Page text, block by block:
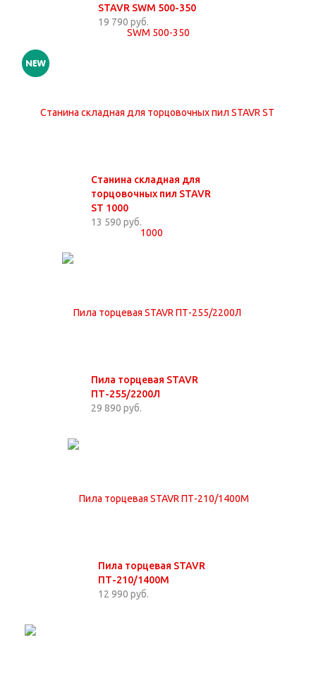
STAVR SWM 500-350
19 790 руб.
Станина складная для
торцовочных пил STAVR
ST 1000
13 590 руб.
Пила торцевая STAVR
ПТ-255/2200Л
29 890 руб.
Пила торцевая STAVR
ПТ-210/1400М
12 990 руб.